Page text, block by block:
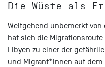
Die Wüste als
Weitgehend unbemerkt
hat sich die
Libyen zu einer der
und Migrant*innen auf dem